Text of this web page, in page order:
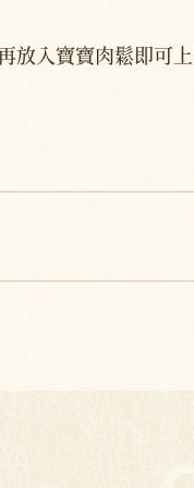
放入寶寶肉鬆即可上